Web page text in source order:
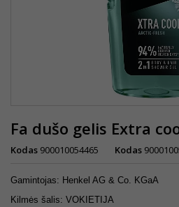
Fa dušo gelis Extra
Kodas 900010054465 Kodas
Gamintojas: Henkel AG & Co. KGaA
Kilmės šalis: VOKIETIJA